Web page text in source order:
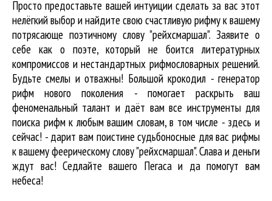
Просто предоставьте вашей интуиции сделать за вас этот
нелёгкий выбор и найдите свою счастливую рифму к вашему
потрясающе поэтичному слову "рейхсмаршал". Заявите о
себе как о поэте, который не боится литературных
компромиссов и нестандартных рифмословарных решений.
Будьте смелы и отважны! Большой крокодил - генератор
рифм нового поколения - помогает раскрыть ваш
феноменальный талант и даёт вам все инструменты для
поиска рифмк любым вашим словам, в том числе - здесь и
сейчас! - дарит вам поистине судьбоносные для вас рифмы
к вашему феерическому слову "рейхсмаршал". Слава и деньги
ждут вас! Седлайте вашего Пегаса и да помогут вам
небеса!